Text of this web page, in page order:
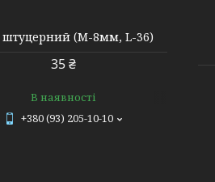
штуцерний (М-8мм, L-36)
35 ₴
В наявності
+380 (93) 205-10-10